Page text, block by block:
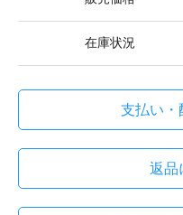
在庫状況
支払い・
返品